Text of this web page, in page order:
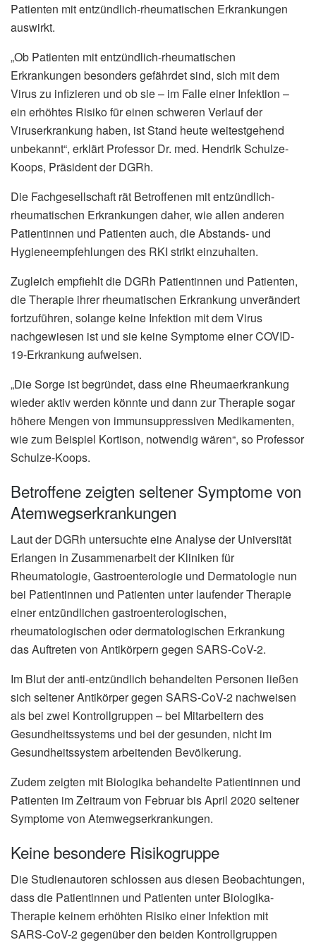
Patienten mit entzündlich-rheumatischen Erkrankungen
auswirkt.
„Ob Patienten mit entzündlich-rheumatischen
Erkrankungen besonders gefährdet sind, sich mit dem
Virus zu infizieren und ob sie – im Falle einer Infektion –
ein erhöhtes Risiko für einen schweren Verlauf der
Viruserkrankung haben, ist Stand heute weitestgehend
unbekannt“, erklärt Professor Dr. med. Hendrik Schulze-
Koops, Präsident der DGRh.
Die Fachgesellschaft rät Betroffenen mit entzündlich-
rheumatischen Erkrankungen daher, wie allen anderen
Patientinnen und Patienten auch, die Abstands- und
Hygieneempfehlungen des RKI strikt einzuhalten.
Zugleich empfiehlt die DGRh Patientinnen und Patienten,
die Therapie ihrer rheumatischen Erkrankung unverändert
fortzuführen, solange keine Infektion mit dem Virus
nachgewiesen ist und sie keine Symptome einer COVID-
19-Erkrankung aufweisen.
„Die Sorge ist begründet, dass eine Rheumaerkrankung
wieder aktiv werden könnte und dann zur Therapie sogar
höhere Mengen von immunsuppressiven Medikamenten,
wie zum Beispiel Kortison, notwendig wären“, so Professor
Schulze-Koops.
Betroffene zeigten seltener Symptome von
Atemwegserkrankungen
Laut der DGRh untersuchte eine Analyse der Universität
Erlangen in Zusammenarbeit der Kliniken für
Rheumatologie, Gastroenterologie und Dermatologie nun
bei Patientinnen und Patienten unter laufender Therapie
einer entzündlichen gastroenterologischen,
rheumatologischen oder dermatologischen Erkrankung
das Auftreten von Antikörpern gegen SARS-CoV-2.
Im Blut der anti-entzündlich behandelten Personen ließen
sich seltener Antikörper gegen SARS-CoV-2 nachweisen
als bei zwei Kontrollgruppen – bei Mitarbeitern des
Gesundheitssystems und bei der gesunden, nicht im
Gesundheitssystem arbeitenden Bevölkerung.
Zudem zeigten mit Biologika behandelte Patientinnen und
Patienten im Zeitraum von Februar bis April 2020 seltener
Symptome von Atemwegserkrankungen.
Keine besondere Risikogruppe
Die Studienautoren schlossen aus diesen Beobachtungen,
dass die Patientinnen und Patienten unter Biologika-
Therapie keinem erhöhten Risiko einer Infektion mit
SARS-CoV-2 gegenüber den beiden Kontrollgruppen